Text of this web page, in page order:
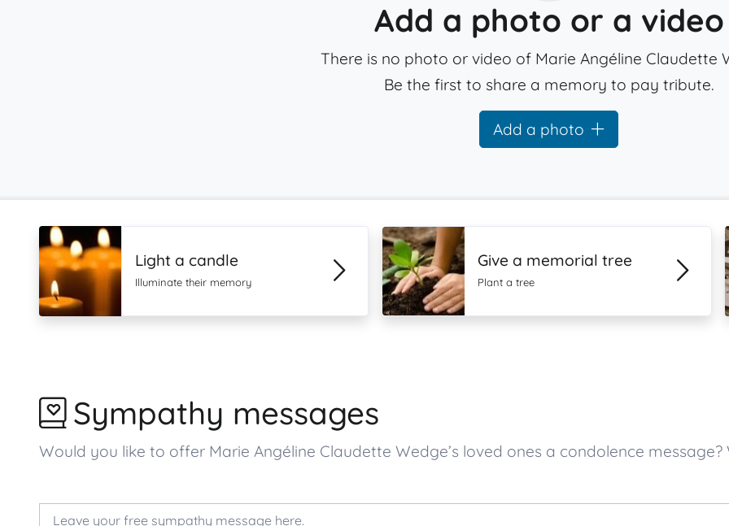
Add a photo or a video
There is no photo or video of Marie Angéline Claudette
Be the first to share a memory to pay tribute.
Add a photo
Light a candle
Illuminate their memory
Give a memorial tree
Plant a tree
Sympathy messages
Would you like to offer Marie Angéline Claudette Wedge’s loved ones a condolence